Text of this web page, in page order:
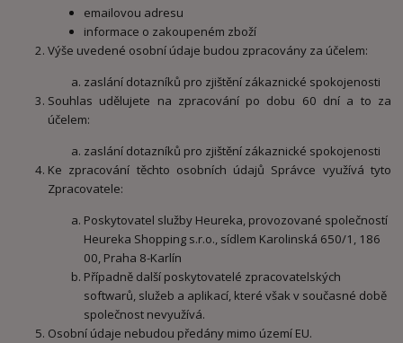
emailovou adresu
informace o zakoupeném zboží
Výše uvedené osobní údaje budou zpracovány za účelem:
zaslání dotazníků pro zjištění zákaznické spokojenosti
Souhlas udělujete na zpracování po dobu 60 dní a to za
účelem:
zaslání dotazníků pro zjištění zákaznické spokojenosti
Ke zpracování těchto osobních údajů Správce využívá tyto
Zpracovatele:
Poskytovatel služby Heureka, provozované společností
Heureka Shopping s.r.o., sídlem Karolinská 650/1, 186
00, Praha 8-Karlín
Případně další poskytovatelé zpracovatelských
softwarů, služeb a aplikací, které však v současné době
společnost nevyužívá.
Osobní údaje nebudou předány mimo území EU.